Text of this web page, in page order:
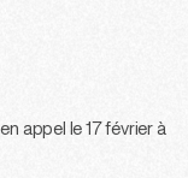
appel le 17 février à